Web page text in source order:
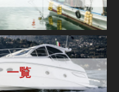
一覧